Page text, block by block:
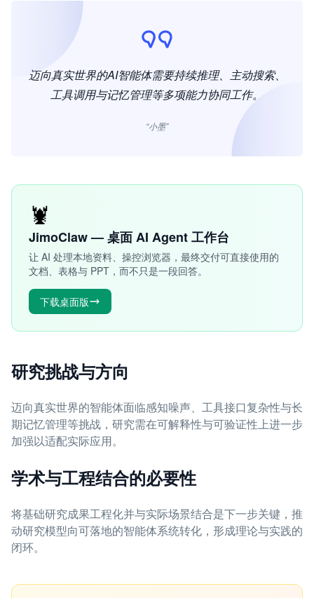
迈向真实世界的AI智能体需要持续推理、主动搜索、
工具调用与记忆管理等多项能力协同工作。
“小墨”
🦞
JimoClaw — 桌面 AI Agent 工作台
让 AI 处理本地资料、操控浏览器，最终交付可直接使用的
文档、表格与 PPT，而不只是一段回答。
下载桌面版
研究挑战与方向
迈向真实世界的智能体面临感知噪声、工具接口复杂性与长
期记忆管理等挑战，研究需在可解释性与可验证性上进一步
加强以适配实际应用。
学术与工程结合的必要性
将基础研究成果工程化并与实际场景结合是下一步关键，推
动研究模型向可落地的智能体系统转化，形成理论与实践的
闭环。